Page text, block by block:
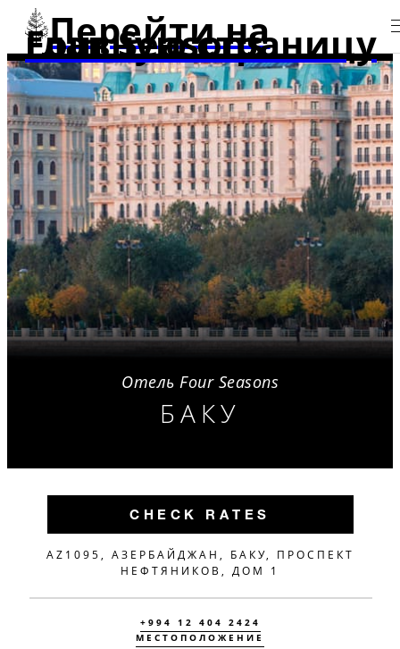
Перейти на
главную страницу Four Seasons
Отель Four Seasons
БАКУ
CHECK RATES
AZ1095, АЗЕРБАЙДЖАН, БАКУ, ПРОСПЕКТ
НЕФТЯНИКОВ, ДОМ 1
+994 12 404 2424
МЕСТОПОЛОЖЕНИЕ